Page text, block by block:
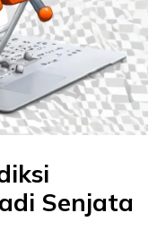
Senjata